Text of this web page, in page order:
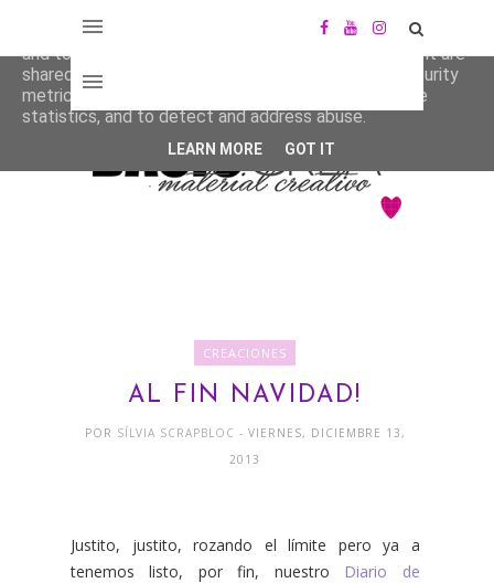
CREACIONES
AL FIN NAVIDAD!
POR SÍLVIA SCRAPBLOC - VIERNES, DICIEMBRE 13,
2013
Justito, justito, rozando el límite pero ya a
tenemos listo, por fin, nuestro Diario de
This site uses cookies from Google to deliver its services
and to analyze traffic. Your IP address and user-agent are
shared with Google along with performance and security
metrics to ensure quality of service, generate usage
statistics, and to detect and address abuse.
LEARN MORE GOT IT